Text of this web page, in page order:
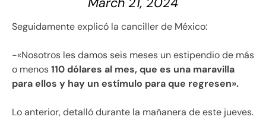
Seguidamente explicó la canciller de México:
-«Nosotros les damos seis meses un estipendio de más
o menos110 dólares al mes, que es una maravilla
para ellos y hay un estímulo para que regresen».
Lo anterior, detalló durante la mañanera de este jueves.